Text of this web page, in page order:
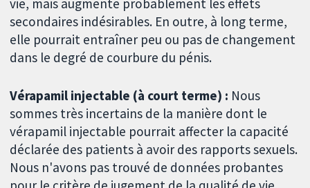
vie, mais augmente probablement les effets
secondaires indésirables. En outre, à long terme,
elle pourrait entraîner peu ou pas de changement
dans le degré de courbure du pénis.
Vérapamil injectable (à court terme) : Nous
sommes très incertains de la manière dont le
vérapamil injectable pourrait affecter la capacité
déclarée des patients à avoir des rapports sexuels.
Nous n'avons pas trouvé de données probantes